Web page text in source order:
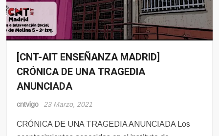
Noticias
[CNT-AIT ENSEÑANZA MADRID]
CRÓNICA DE UNA TRAGEDIA
ANUNCIADA
cntvigo 23 Marzo, 2021
CRÓNICA DE UNA TRAGEDIA ANUNCIADA Los